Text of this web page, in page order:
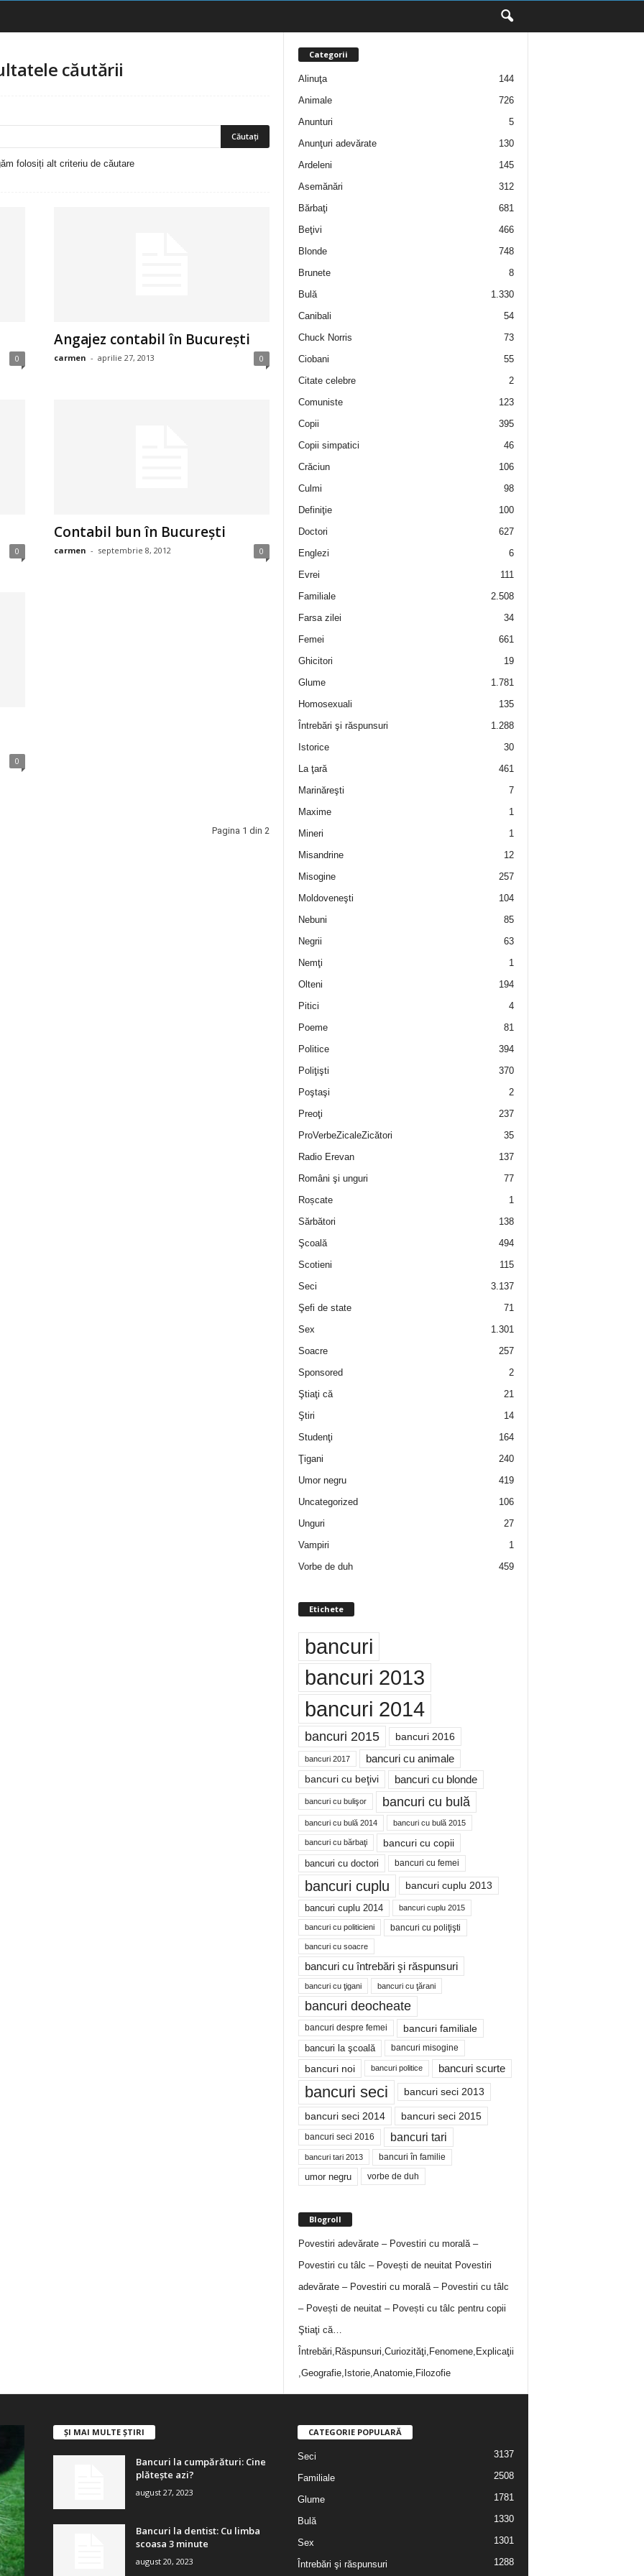
căutării
folosiți alt criteriu de căutare
0
Angajez contabil în Bucureşti
carmen - aprilie 27, 2013 0
0
Contabil bun în Bucureşti
carmen - septembrie 8, 2012 0
0
Pagina 1 din 2
Categorii
Alinuţa
144
Animale
726
Anunturi
5
Anunţuri adevărate
130
Ardeleni
145
Asemănări
312
Bărbaţi
681
Beţivi
466
Blonde
748
Brunete
8
Bulă
1.330
Canibali
54
Chuck Norris
73
Ciobani
55
Citate celebre
2
Comuniste
123
Copii
395
Copii simpatici
46
Crăciun
106
Culmi
98
Definiţie
100
Doctori
627
Englezi
6
Evrei
111
Familiale
2.508
Farsa zilei
34
Femei
661
Ghicitori
19
Glume
1.781
Homosexuali
135
Întrebări şi răspunsuri
1.288
Istorice
30
La ţară
461
Marinăreşti
7
Maxime
1
Mineri
1
Misandrine
12
Misogine
257
Moldoveneşti
104
Nebuni
85
Negrii
63
Nemţi
1
Olteni
194
Pitici
4
Poeme
81
Politice
394
Poliţişti
370
Poştaşi
2
Preoţi
237
ProVerbeZicaleZicători
35
Radio Erevan
137
Români şi unguri
77
Roșcate
1
Sărbători
138
Şcoală
494
Scotieni
115
Seci
3.137
Şefi de state
71
Sex
1.301
Soacre
257
Sponsored
2
Ştiaţi că
21
Ştiri
14
Studenţi
164
Ţigani
240
Umor negru
419
Uncategorized
106
Unguri
27
Vampiri
1
Vorbe de duh
459
Etichete
bancuri
bancuri 2013
bancuri 2014
bancuri 2015 bancuri 2016
bancuri 2017 bancuri cu animale
bancuri cu beţivi bancuri cu blonde
bancuri cu bulişor bancuri cu bulă
bancuri cu bulă 2014 bancuri cu bulă 2015
bancuri cu bărbaţi bancuri cu copii
bancuri cu doctori bancuri cu femei
bancuri cuplu bancuri cuplu 2013
bancuri cuplu 2014 bancuri cuplu 2015
bancuri cu politicieni bancuri cu poliţişti
bancuri cu soacre
bancuri cu întrebări şi răspunsuri
bancuri cu ţigani bancuri cu ţărani
bancuri deocheate
bancuri despre femei bancuri familiale
bancuri la şcoală bancuri misogine
bancuri noi bancuri politice bancuri scurte
bancuri seci bancuri seci 2013
bancuri seci 2014 bancuri seci 2015
bancuri seci 2016 bancuri tari
bancuri tari 2013 bancuri în familie
umor negru vorbe de duh
Blogroll
Povestiri adevărate – Povestiri cu morală –
Povestiri cu tâlc – Povești de neuitatPovestiri
adevărate – Povestiri cu morală – Povestiri cu tâlc
– Povești de neuitat – Povești cu tâlc pentru copii
Ştiaţi că…
Întrebări,Răspunsuri,Curiozităţi,Fenomene,Explicaţii
,Geografie,Istorie,Anatomie,Filozofie
ȘI MAI MULTE ȘTIRI
Bancuri la cumpărături: Cine
plătește azi?
august 27, 2023
Bancuri la dentist: Cu limba
scoasa 3 minute
august 20, 2023
CATEGORIE POPULARĂ
Seci 3137
Familiale 2508
Glume 1781
Bulă 1330
Sex 1301
Întrebări şi răspunsuri 1288